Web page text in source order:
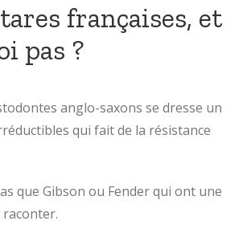
françaises, et
pas ?
anglo-saxons se dresse un
qui fait de la résistance
que Gibson ou Fender qui ont une